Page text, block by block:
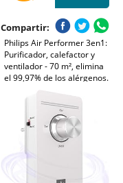
Compartir:
Philips Air Performer 3en1:
Purificador, calefactor y
ventilador - 70 m², elimina
el 99,97% de los alérgenos.
Filtro HEPA, Sensores
inteligentes, Alexa, App.
Silencioso y bajo consumo
(AMF870/15)